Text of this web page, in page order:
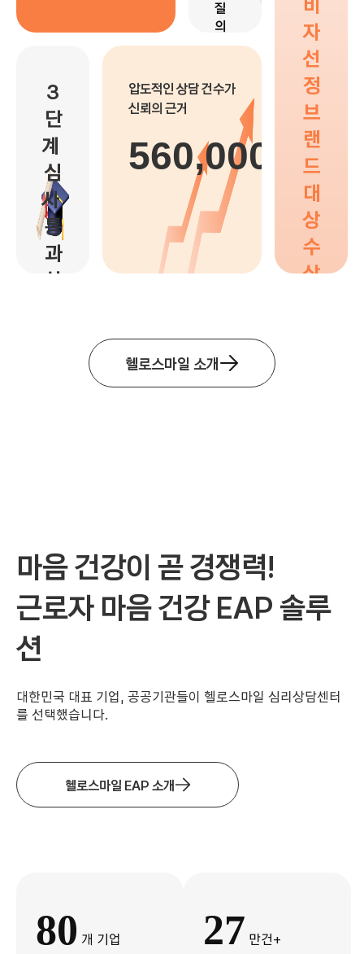
질
의
상
제
공
25
Centers
자
선
정
브
랜
드
대
상
수
상
3
단
계
심
사
통
과
상
압도적인 상담 건수가
신뢰의 근거
560,000
헬로스마일 소개
마음 건강이 곧 경쟁력!
근로자 마음 건강 EAP 솔루
션
대한민국 대표 기업, 공공기관들이 헬로스마일 심리상담센터
를 선택했습니다.
헬로스마일 EAP 소개
80 개 기업 27 만건+